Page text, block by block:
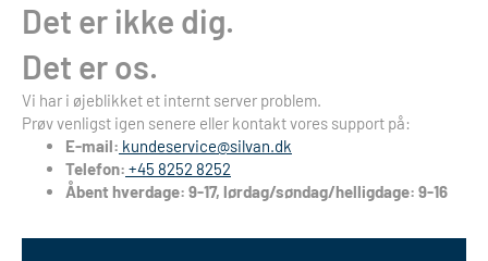
Det er ikke dig.
Det er os.
Vi har i øjeblikket et internt server problem.
Prøv venligst igen senere eller kontakt vores support på:
E-mail: kundeservice@silvan.dk
Telefon: +45 8252 8252
Åbent hverdage: 9-17, lørdag/søndag/helligdage: 9-16